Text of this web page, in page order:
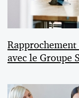
avec le Groupe